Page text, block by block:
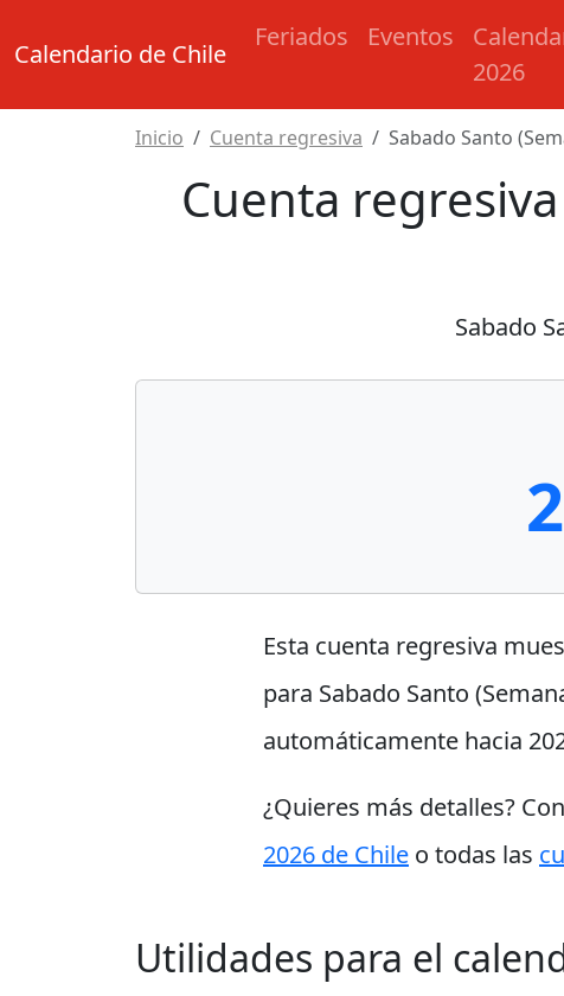
Calendario de Chile
Feriados Eventos
2026
Inicio Cuenta regresiva Sabado Santo
Cuenta
Sabado
Esta cuenta regresiva
para Sabado Santo
automáticamente hacia
¿Quieres más detalles?
2026 de Chile o todas las
Utilidades para el